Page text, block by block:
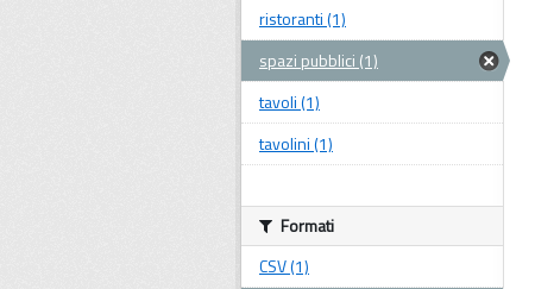
ristoranti (1)
spazi pubblici (1)
tavoli (1)
tavolini (1)
Formati
CSV (1)